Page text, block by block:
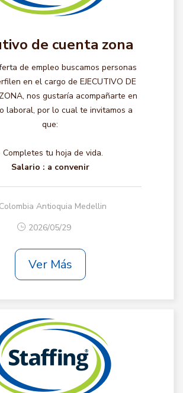
de cuenta zona
de empleo buscamos personas
en el cargo de EJECUTIVO DE
nos gustaría acompañarte en
laboral, por lo cual te invitamos a
que:
Completes tu hoja de vida.
Salario : a convenir
Colombia Antioquia Medellin
2026/05/29
Ver Más